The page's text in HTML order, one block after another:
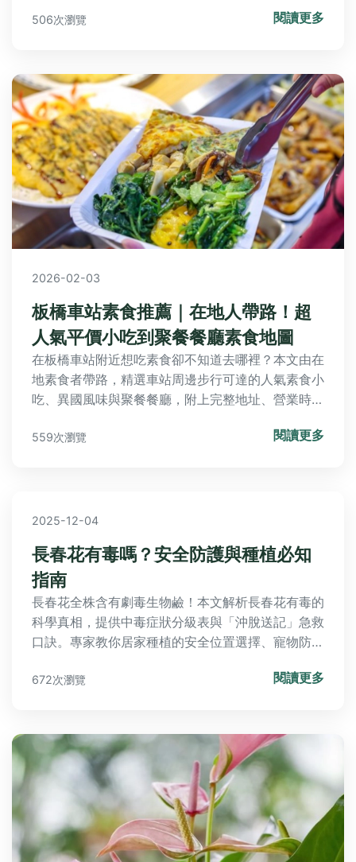
506次瀏覽 閱讀更多
2026-02-03
板橋車站素食推薦｜在地人帶路！超
人氣平價小吃到聚餐餐廳素食地圖
在板橋車站附近想吃素食卻不知道去哪裡？本文由在
地素食者帶路，精選車站周邊步行可達的人氣素食小
吃、異國風味與聚餐餐廳，附上完整地址、營業時間
559次瀏覽 閱讀更多
2025-12-04
長春花有毒嗎？安全防護與種植必知
指南
長春花全株含有劇毒生物鹼！本文解析長春花有毒的
科學真相，提供中毒症狀分級表與「沖脫送記」急救
口訣。專家教你居家種植的安全位置選擇、寵物防護
師專業建議與緊急處理步驟，讓您安心享受園藝樂
672次瀏覽 閱讀更多